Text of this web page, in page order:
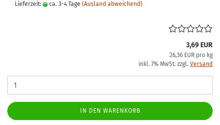
Lieferzeit: ca. 3-4 Tage (Ausland abweichend)
3,69 EUR
26,36 EUR pro kg
inkl. 7% MwSt. zzgl. Versand
IN DEN WARENKORB